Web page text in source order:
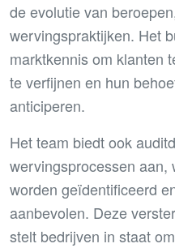
de evolutie van
wervingspraktijken. Het
marktkennis om klanten
te verfijnen en hun
anticiperen.
Het team biedt ook
wervingsprocessen aan,
worden geïdentificeerd
aanbevolen. Deze
stelt bedrijven in staat